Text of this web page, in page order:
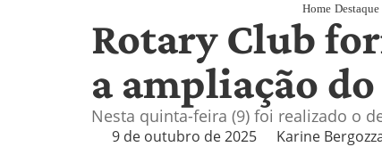
Home Destaque
Rotary Club
a ampliação
Nesta quinta-feira (9) foi realizado o
9 de outubro de 2025 Karine